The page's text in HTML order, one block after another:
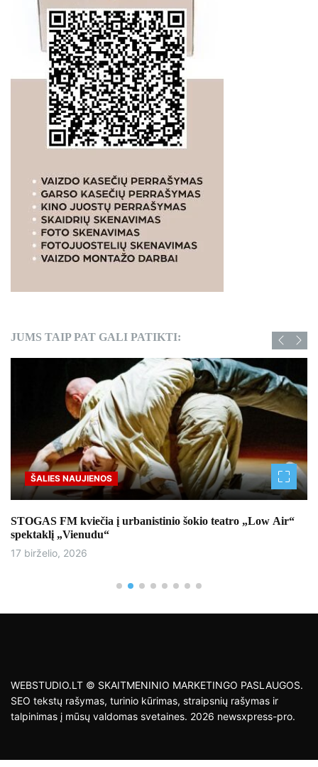
JUMS TAIP PAT GALI PATIKTI:
ŠALIES NAUJIENOS
STOGAS FM kviečia į urbanistinio šokio teatro „Low Air“
spektaklį „Vienudu“
17 birželio, 2026
WEBSTUDIO.LT © SKAITMENINIO MARKETINGO PASLAUGOS.
SEO tekstų rašymas, turinio kūrimas, straipsnių rašymas ir
talpinimas į mūsų valdomas svetaines. 2026 newsxpress-pro.